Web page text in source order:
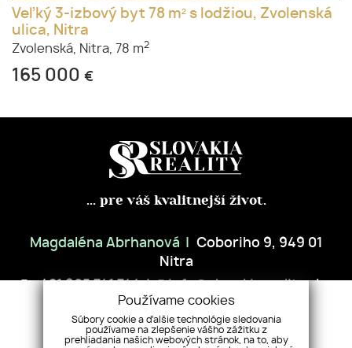
Veľký 3-izbový byt 78 m² s lodžiou, Zvolenská
ulica, Nitra
Zvolenská, Nitra, 78 m2
165 000 €
... pre váš kvalitnejší život.
Magdaléna Abrhanová
Coboriho 9, 949 01
Nitra
+421 905 741 744
info@slovakiareality.sk
NEHNUTEĽNOSTI PREDAJTE S NAMI
NÁŠ TÍM
REFERENCIE
SLUŽBY BLOG KONTAKT GDPR COOKIES
Používame cookies
Súbory cookie a ďalšie technológie sledovania
používame na zlepšenie vášho zážitku z
prehliadania našich webových stránok, na to, aby